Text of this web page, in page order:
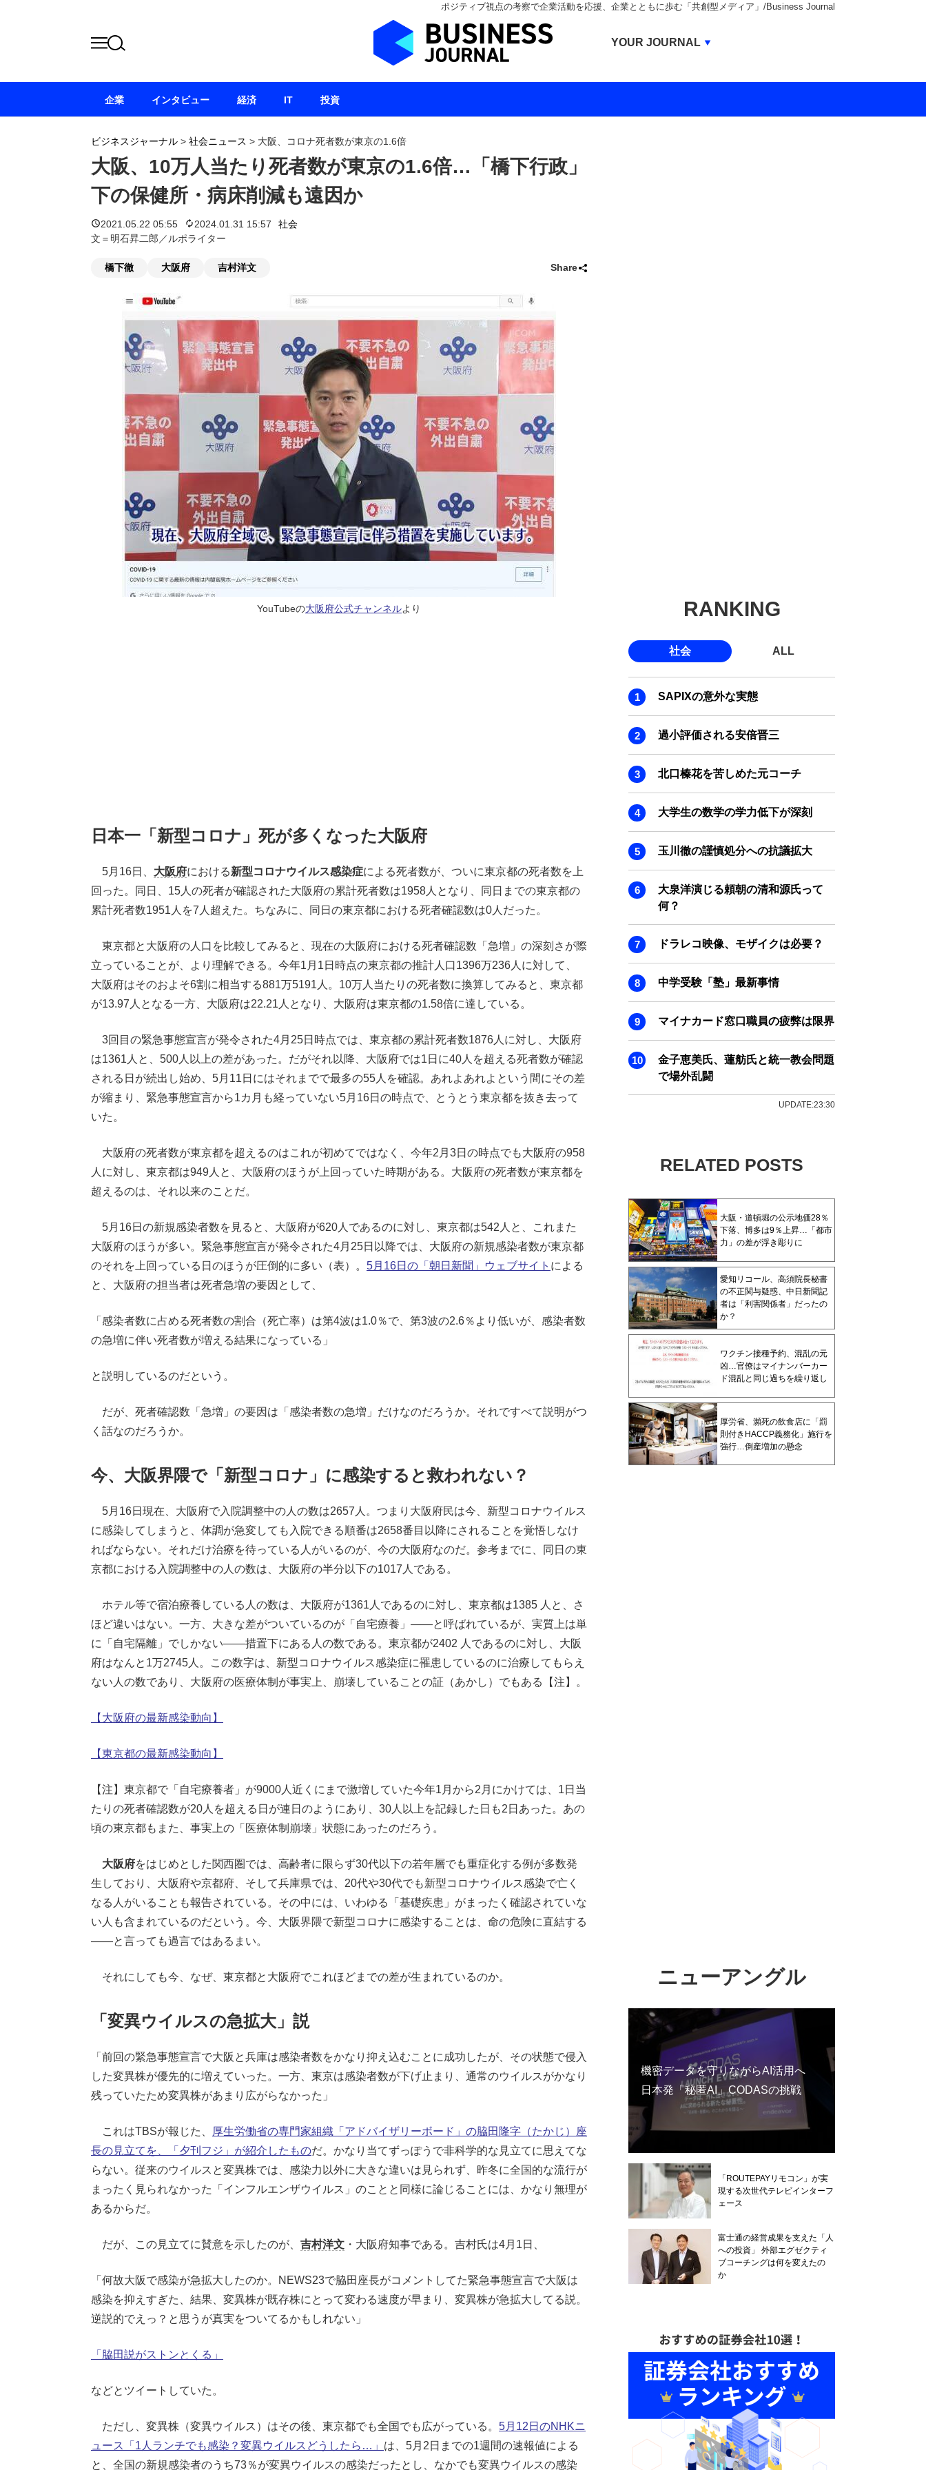
ポジティブ視点の考察で企業活動を応援、企業とともに歩む「共創型メディア」/Business Journal
ビジネスジャーナル > 社会ニュース > 大阪、コロナ死者数が東京の1.6倍
大阪、10万人当たり死者数が東京の1.6倍…「橋下行政」
下の保健所・病床削減も遠因か
2021.05.22 05:55 2024.01.31 15:57
社会
文＝明石昇二郎／ルポライター
橋下徹 大阪府 吉村洋文 Share
YouTubeの大阪府公式チャンネルより
日本一「新型コロナ」死が多くなった大阪府
5月16日、 大阪府における新型コロナウイルス感染症による死者数が、ついに東京都の死者数を上
回った。同日、15人の死者が確認された大阪府の累計死者数は1958人となり、同日までの東京都の
累計死者数1951人を7人超えた。ちなみに、同日の東京都における死者確認数は0人だった。
東京都と大阪府の人口を比較してみると、現在の大阪府における死者確認数「急増」の深刻さが際
立っていることが、より理解できる。今年1月1日時点の東京都の推計人口1396万236人に対して、
大阪府はそのおよそ6割に相当する881万5191人。10万人当たりの死者数に換算してみると、東京都
が13.97人となる一方、大阪府は22.21人となり、大阪府は東京都の1.58倍に達している。
3回目の緊急事態宣言が発令された4月25日時点では、東京都の累計死者数1876人に対し、大阪府
は1361人と、500人以上の差があった。だがそれ以降、大阪府では1日に40人を超える死者数が確認
される日が続出し始め、5月11日にはそれまでで最多の55人を確認。あれよあれよという間にその差
が縮まり、緊急事態宣言から1カ月も経っていない5月16日の時点で、とうとう東京都を抜き去って
いた。
大阪府の死者数が東京都を超えるのはこれが初めてではなく、今年2月3日の時点でも大阪府の958
人に対し、東京都は949人と、大阪府のほうが上回っていた時期がある。大阪府の死者数が東京都を
超えるのは、それ以来のことだ。
5月16日の新規感染者数を見ると、大阪府が620人であるのに対し、東京都は542人と、これまた
大阪府のほうが多い。緊急事態宣言が発令された4月25日以降では、大阪府の新規感染者数が東京都
のそれを上回っている日のほうが圧倒的に多い（表）。 5月16日の「朝日新聞」ウェブサイト による
と、大阪府の担当者は死者急増の要因として、
「感染者数に占める死者数の割合（死亡率）は第4波は1.0％で、第3波の2.6％より低いが、感染者数
の急増に伴い死者数が増える結果になっている」
と説明しているのだという。
だが、死者確認数「急増」の要因は「感染者数の急増」だけなのだろうか。それですべて説明がつ
く話なのだろうか。
今、大阪界隈で「新型コロナ」に感染すると救われない？
5月16日現在、大阪府で入院調整中の人の数は2657人。つまり大阪府民は今、新型コロナウイルス
に感染してしまうと、体調が急変しても入院できる順番は2658番目以降にされることを覚悟しなけ
ればならない。それだけ治療を待っている人がいるのが、今の大阪府なのだ。参考までに、同日の東
京都における入院調整中の人の数は、大阪府の半分以下の1017人である。
ホテル等で宿泊療養している人の数は、大阪府が1361人であるのに対し、東京都は1385 人と、さ
ほど違いはない。一方、大きな差がついているのが「自宅療養」――と呼ばれているが、実質上は単
に「自宅隔離」でしかない――措置下にある人の数である。東京都が2402 人であるのに対し、大阪
府はなんと1万2745人。この数字は、新型コロナウイルス感染症に罹患しているのに治療してもらえ
ない人の数であり、大阪府の医療体制が事実上、崩壊していることの証（あかし）でもある【注】。
【大阪府の最新感染動向】
【東京都の最新感染動向】
【注】東京都で「自宅療養者」が9000人近くにまで激増していた今年1月から2月にかけては、1日当
たりの死者確認数が20人を超える日が連日のようにあり、30人以上を記録した日も2日あった。あの
頃の東京都もまた、事実上の「医療体制崩壊」状態にあったのだろう。
大阪府をはじめとした関西圏では、高齢者に限らず30代以下の若年層でも重症化する例が多数発
生しており、大阪府や京都府、そして兵庫県では、20代や30代でも新型コロナウイルス感染で亡く
なる人がいることも報告されている。その中には、いわゆる「基礎疾患」がまったく確認されていな
い人も含まれているのだという。今、大阪界隈で新型コロナに感染することは、命の危険に直結する
――と言っても過言ではあるまい。
それにしても今、なぜ、東京都と大阪府でこれほどまでの差が生まれているのか。
「変異ウイルスの急拡大」説
「前回の緊急事態宣言で大阪と兵庫は感染者数をかなり抑え込むことに成功したが、その状態で侵入
した変異株が優先的に増えていった。一方、東京は感染者数が下げ止まり、通常のウイルスがかなり
残っていたため変異株があまり広がらなかった」
これはTBSが報じた、
厚生労働省の専門家組織「アドバイザリーボード」の脇田隆字（たかじ）座
長の見立てを、「夕刊フジ」が紹介したものだ。かなり当てずっぽうで非科学的な見立てに思えてな
らない。従来のウイルスと変異株では、感染力以外に大きな違いは見られず、昨冬に全国的な流行が
まったく見られなかった「インフルエンザウイルス」のことと同様に論じることには、かなり無理が
あるからだ。
だが、この見立てに賛意を示したのが、 吉村洋文 ・大阪府知事である。吉村氏は4月1日、
「何故大阪で感染が急拡大したのか。NEWS23で脇田座長がコメントしてた緊急事態宣言で大阪は
感染を抑えすぎた、結果、変異株が既存株にとって変わる速度が早まり、変異株が急拡大してる説。
逆説的でえっ？と思うが真実をついてるかもしれない」
「脇田説がストンとくる」
などとツイートしていた。
ただし、変異株（変異ウイルス）はその後、東京都でも全国でも広がっている。 5月12日のNHKニ
ュース「1人ランチでも感染？変異ウイルスどうしたら…」 は、5月2日までの1週間の速報値による
と、全国の新規感染者のうち73％が変異ウイルスの感染だったとし、なかでも変異ウイルスの感染
RANKING
社会 ALL
SAPIXの意外な実態
過小評価される安倍晋三
北口榛花を苦しめた元コーチ
大学生の数学の学力低下が深刻
玉川徹の謹慎処分への抗議拡大
大泉洋演じる頼朝の清和源氏って
何？
ドラレコ映像、モザイクは必要？
中学受験「塾」最新事情
マイナカード窓口職員の疲弊は限界
金子恵美氏、蓮舫氏と統一教会問題
で場外乱闘
UPDATE:23:30
RELATED POSTS
大阪・道頓堀の公示地価28％
下落、博多は9％上昇…「都市
力」の差が浮き彫りに
愛知リコール、高須院長秘書
の不正関与疑惑、中日新聞記
者は「利害関係者」だったの
か？
ワクチン接種予約、混乱の元
凶…官僚はマイナンバーカー
ド混乱と同じ過ちを繰り返し
厚労省、瀕死の飲食店に「罰
則付きHACCP義務化」施行を
強行…倒産増加の懸念
ニューアングル
機密データを守りながらAI活用へ
日本発「秘匿AI」CODASの挑戦
「ROUTEPAYリモコン」が実
現する次世代テレビインターフ
ェース
富士通の経営成果を支えた「人
への投資」 外部エグゼクティ
ブコーチングは何を変えたの
か
企業 インタビュー 経済 IT 投資
YOUR JOURNAL
BUSINESS JOURNAL